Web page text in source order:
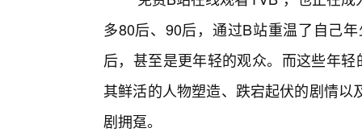
多80后、90后，通过B站重温了自己
后，甚至是更年轻的观众。而这些年
其鲜活的人物塑造、跌宕起伏的剧情
剧拥趸。